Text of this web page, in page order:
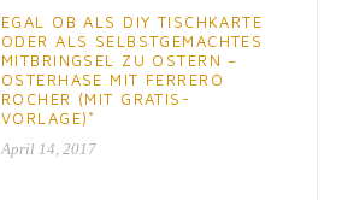
EGAL OB ALS DIY TISCHKARTE
ODER ALS SELBSTGEMACHTES
MITBRINGSEL ZU OSTERN –
OSTERHASE MIT FERRERO
ROCHER (MIT GRATIS-
VORLAGE)*
April 14, 2017